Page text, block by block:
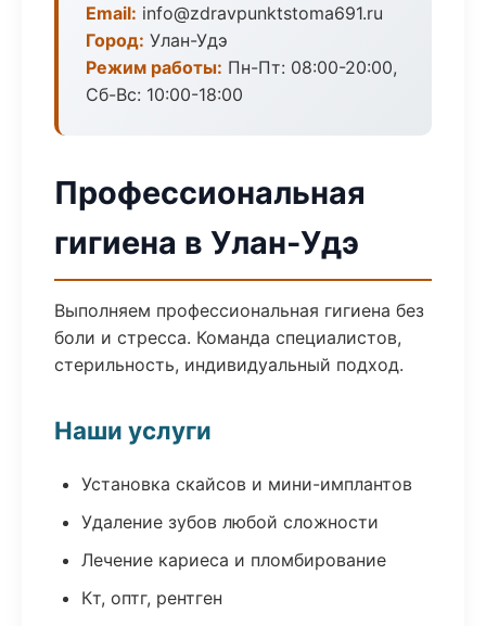
Email: info@zdravpunktstoma691.ru
Город: Улан-Удэ
Режим работы: Пн-Пт: 08:00-20:00,
Сб-Вс: 10:00-18:00
Профессиональная
гигиена в Улан-Удэ
Выполняем профессиональная гигиена без
боли и стресса. Команда специалистов,
стерильность, индивидуальный подход.
Наши услуги
Установка скайсов и мини-имплантов
Удаление зубов любой сложности
Лечение кариеса и пломбирование
Кт, оптг, рентген